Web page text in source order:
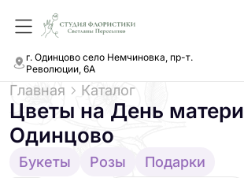
г. Одинцово село Немчиновка, пр-т.
Революции, 6А
Главная Каталог
Цветы на День матери
Одинцово
Букеты Розы
Подарки